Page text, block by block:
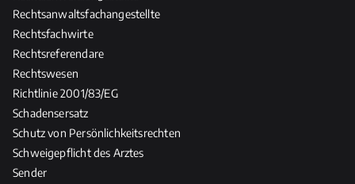
Rechtsanwaltsfachangestellte
Rechtsfachwirte
Rechtsreferendare
Rechtswesen
Richtlinie 2001/83/EG
Schadensersatz
Schutz von Persönlichkeitsrechten
Schweigepflicht des Arztes
Sender